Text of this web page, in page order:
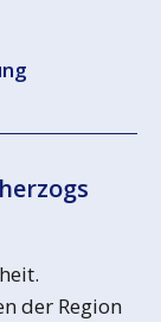
der Region